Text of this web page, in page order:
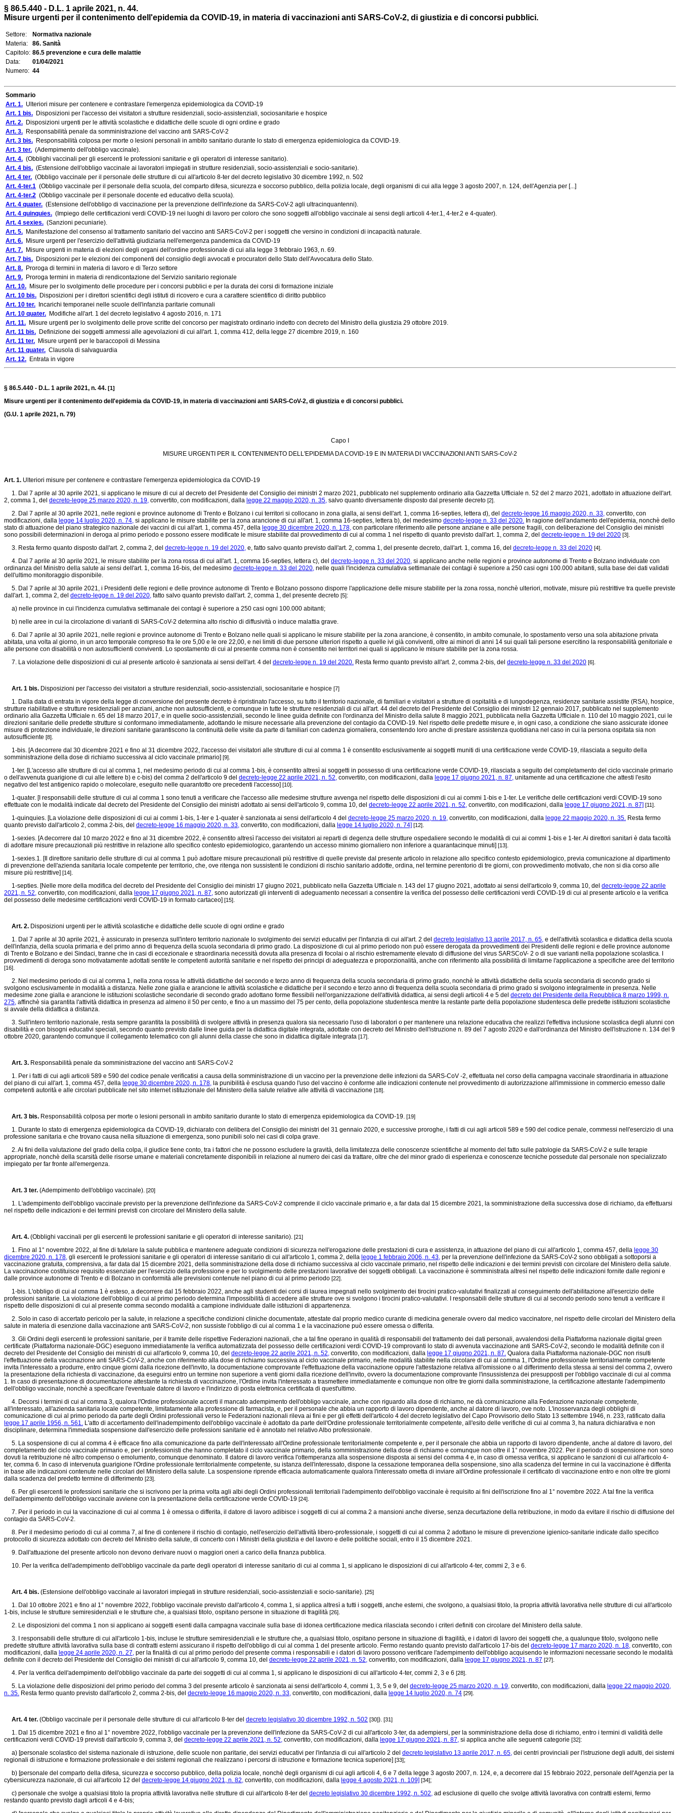
§ 86.5.440 - D.L. 1 aprile 2021, n. 44.
Misure urgenti per il contenimento dell'epidemia da COVID-19, in materia di vaccinazioni anti SARS-CoV-2, di giustizia e di concorsi pubblici.
Settore:
Normativa nazionale
Materia:
86. Sanità
Capitolo: 86.5 prevenzione e cura delle malattie
Data:
01/04/2021
Numero: 44
Sommario
Art. 1. Ulteriori misure per contenere e contrastare l'emergenza epidemiologica da COVID-19
Art. 1 bis. Disposizioni per l'accesso dei visitatori a strutture residenziali, socio-assistenziali, sociosanitarie e hospice
Art. 2. Disposizioni urgenti per le attività scolastiche e didattiche delle scuole di ogni ordine e grado
Art. 3. Responsabilità penale da somministrazione del vaccino anti SARS-CoV-2
Art. 3 bis. Responsabilità colposa per morte o lesioni personali in ambito sanitario durante lo stato di emergenza epidemiologica da COVID-19.
Art. 3 ter. (Adempimento dell'obbligo vaccinale).
Art. 4. (Obblighi vaccinali per gli esercenti le professioni sanitarie e gli operatori di interesse sanitario).
Art. 4 bis. (Estensione dell'obbligo vaccinale ai lavoratori impiegati in strutture residenziali, socio-assistenziali e socio-sanitarie).
Art. 4 ter. (Obbligo vaccinale per il personale delle strutture di cui all'articolo 8-ter del decreto legislativo 30 dicembre 1992, n. 502
Art. 4-ter.1 (Obbligo vaccinale per il personale della scuola, del comparto difesa, sicurezza e soccorso pubblico, della polizia locale, degli organismi di cui alla legge 3 agosto 2007, n. 124, dell'Agenzia per [...]
Art. 4-ter.2 (Obbligo vaccinale per il personale docente ed educativo della scuola).
Art. 4 quater. (Estensione dell'obbligo di vaccinazione per la prevenzione dell'infezione da SARS-CoV-2 agli ultracinquantenni).
Art. 4 quinquies. (Impiego delle certificazioni verdi COVID-19 nei luoghi di lavoro per coloro che sono soggetti all'obbligo vaccinale ai sensi degli articoli 4-ter.1, 4-ter.2 e 4-quater).
Art. 4 sexies. (Sanzioni pecuniarie).
Art. 5. Manifestazione del consenso al trattamento sanitario del vaccino anti SARS-CoV-2 per i soggetti che versino in condizioni di incapacità naturale.
Art. 6. Misure urgenti per l'esercizio dell'attività giudiziaria nell'emergenza pandemica da COVID-19
Art. 7. Misure urgenti in materia di elezioni degli organi dell'ordine professionale di cui alla legge 3 febbraio 1963, n. 69.
Art. 7 bis. Disposizioni per le elezioni dei componenti del consiglio degli avvocati e procuratori dello Stato dell'Avvocatura dello Stato.
Art. 8. Proroga di termini in materia di lavoro e di Terzo settore
Art. 9. Proroga termini in materia di rendicontazione del Servizio sanitario regionale
Art. 10. Misure per lo svolgimento delle procedure per i concorsi pubblici e per la durata dei corsi di formazione iniziale
Art. 10 bis. Disposizioni per i direttori scientifici degli istituti di ricovero e cura a carattere scientifico di diritto pubblico
Art. 10 ter. Incarichi temporanei nelle scuole dell'infanzia paritarie comunali
Art. 10 quater. Modifiche all'art. 1 del decreto legislativo 4 agosto 2016, n. 171
Art. 11. Misure urgenti per lo svolgimento delle prove scritte del concorso per magistrato ordinario indetto con decreto del Ministro della giustizia 29 ottobre 2019.
Art. 11 bis. Definizione dei soggetti ammessi alle agevolazioni di cui all'art. 1, comma 412, della legge 27 dicembre 2019, n. 160
Art. 11 ter. Misure urgenti per le baraccopoli di Messina
Art. 11 quater. Clausola di salvaguardia
Art. 12. Entrata in vigore
§ 86.5.440 - D.L. 1 aprile 2021, n. 44. [1]
Misure urgenti per il contenimento dell'epidemia da COVID-19, in materia di vaccinazioni anti SARS-CoV-2, di giustizia e di concorsi pubblici.
(G.U. 1 aprile 2021, n. 79)
Capo I
MISURE URGENTI PER IL CONTENIMENTO DELL'EPIDEMIA DA COVID-19 E IN MATERIA DI VACCINAZIONI ANTI SARS-CoV-2
Art. 1. Ulteriori misure per contenere e contrastare l'emergenza epidemiologica da COVID-19
1. Dal 7 aprile al 30 aprile 2021, si applicano le misure di cui al decreto del Presidente del Consiglio dei ministri 2 marzo 2021, pubblicato nel supplemento ordinario alla Gazzetta Ufficiale n. 52 del 2 marzo 2021, adottato in attuazione dell'art.
2, comma 1, del decreto-legge 25 marzo 2020, n. 19, convertito, con modificazioni, dalla legge 22 maggio 2020, n. 35, salvo quanto diversamente disposto dal presente decreto [2].
2. Dal 7 aprile al 30 aprile 2021, nelle regioni e province autonome di Trento e Bolzano i cui territori si collocano in zona gialla, ai sensi dell'art. 1, comma 16-septies, lettera d), del decreto-legge 16 maggio 2020, n. 33, convertito, con
modificazioni, dalla legge 14 luglio 2020, n. 74, si applicano le misure stabilite per la zona arancione di cui all'art. 1, comma 16-septies, lettera b), del medesimo decreto-legge n. 33 del 2020. In ragione dell'andamento dell'epidemia, nonchè dello
stato di attuazione del piano strategico nazionale dei vaccini di cui all'art. 1, comma 457, della legge 30 dicembre 2020, n. 178, con particolare riferimento alle persone anziane e alle persone fragili, con deliberazione del Consiglio dei ministri
sono possibili determinazioni in deroga al primo periodo e possono essere modificate le misure stabilite dal provvedimento di cui al comma 1 nel rispetto di quanto previsto dall'art. 1, comma 2, del decreto-legge n. 19 del 2020 [3].
3. Resta fermo quanto disposto dall'art. 2, comma 2, del decreto-legge n. 19 del 2020, e, fatto salvo quanto previsto dall'art. 2, comma 1, del presente decreto, dall'art. 1, comma 16, del decreto-legge n. 33 del 2020 [4].
4. Dal 7 aprile al 30 aprile 2021, le misure stabilite per la zona rossa di cui all'art. 1, comma 16-septies, lettera c), del decreto-legge n. 33 del 2020, si applicano anche nelle regioni e province autonome di Trento e Bolzano individuate con
ordinanza del Ministro della salute ai sensi dell'art. 1, comma 16-bis, del medesimo decreto-legge n. 33 del 2020, nelle quali l'incidenza cumulativa settimanale dei contagi è superiore a 250 casi ogni 100.000 abitanti, sulla base dei dati validati
dell'ultimo monitoraggio disponibile.
5. Dal 7 aprile al 30 aprile 2021, i Presidenti delle regioni e delle province autonome di Trento e Bolzano possono disporre l'applicazione delle misure stabilite per la zona rossa, nonchè ulteriori, motivate, misure più restrittive tra quelle previste
dall'art. 1, comma 2, del decreto-legge n. 19 del 2020, fatto salvo quanto previsto dall'art. 2, comma 1, del presente decreto [5]:
a) nelle province in cui l'incidenza cumulativa settimanale dei contagi è superiore a 250 casi ogni 100.000 abitanti;
b) nelle aree in cui la circolazione di varianti di SARS-CoV-2 determina alto rischio di diffusività o induce malattia grave.
6. Dal 7 aprile al 30 aprile 2021, nelle regioni e province autonome di Trento e Bolzano nelle quali si applicano le misure stabilite per la zona arancione, è consentito, in ambito comunale, lo spostamento verso una sola abitazione privata
abitata, una volta al giorno, in un arco temporale compreso fra le ore 5,00 e le ore 22,00, e nei limiti di due persone ulteriori rispetto a quelle ivi già conviventi, oltre ai minori di anni 14 sui quali tali persone esercitino la responsabilità genitoriale e
alle persone con disabilità o non autosufficienti conviventi. Lo spostamento di cui al presente comma non è consentito nei territori nei quali si applicano le misure stabilite per la zona rossa.
7. La violazione delle disposizioni di cui al presente articolo è sanzionata ai sensi dell'art. 4 del decreto-legge n. 19 del 2020. Resta fermo quanto previsto all'art. 2, comma 2-bis, del decreto-legge n. 33 del 2020 [6].
Art. 1 bis. Disposizioni per l'accesso dei visitatori a strutture residenziali, socio-assistenziali, sociosanitarie e hospice [7]
1. Dalla data di entrata in vigore della legge di conversione del presente decreto è ripristinato l'accesso, su tutto il territorio nazionale, di familiari e visitatori a strutture di ospitalità e di lungodegenza, residenze sanitarie assistite (RSA), hospice,
strutture riabilitative e strutture residenziali per anziani, anche non autosufficienti, e comunque in tutte le strutture residenziali di cui all'art. 44 del decreto del Presidente del Consiglio dei ministri 12 gennaio 2017, pubblicato nel supplemento
ordinario alla Gazzetta Ufficiale n. 65 del 18 marzo 2017, e in quelle socio-assistenziali, secondo le linee guida definite con l'ordinanza del Ministro della salute 8 maggio 2021, pubblicata nella Gazzetta Ufficiale n. 110 del 10 maggio 2021, cui le
direzioni sanitarie delle predette strutture si conformano immediatamente, adottando le misure necessarie alla prevenzione del contagio da COVID-19. Nel rispetto delle predette misure e, in ogni caso, a condizione che siano assicurate idonee
misure di protezione individuale, le direzioni sanitarie garantiscono la continuità delle visite da parte di familiari con cadenza giornaliera, consentendo loro anche di prestare assistenza quotidiana nel caso in cui la persona ospitata sia non
autosufficiente [8].
1-bis. [A decorrere dal 30 dicembre 2021 e fino al 31 dicembre 2022, l'accesso dei visitatori alle strutture di cui al comma 1 è consentito esclusivamente ai soggetti muniti di una certificazione verde COVID-19, rilasciata a seguito della
somministrazione della dose di richiamo successiva al ciclo vaccinale primario] [9].
1-ter. [L'accesso alle strutture di cui al comma 1, nel medesimo periodo di cui al comma 1-bis, è consentito altresì ai soggetti in possesso di una certificazione verde COVID-19, rilasciata a seguito del completamento del ciclo vaccinale primario
o dell'avvenuta guarigione di cui alle lettere b) e c-bis) del comma 2 dell'articolo 9 del decreto-legge 22 aprile 2021, n. 52, convertito, con modificazioni, dalla legge 17 giugno 2021, n. 87, unitamente ad una certificazione che attesti l'esito
negativo del test antigenico rapido o molecolare, eseguito nelle quarantotto ore precedenti l'accesso] [10].
1-quater. [I responsabili delle strutture di cui al comma 1 sono tenuti a verificare che l'accesso alle medesime strutture avvenga nel rispetto delle disposizioni di cui ai commi 1-bis e 1-ter. Le verifiche delle certificazioni verdi COVID-19 sono
effettuate con le modalità indicate dal decreto del Presidente del Consiglio dei ministri adottato ai sensi dell'articolo 9, comma 10, del decreto-legge 22 aprile 2021, n. 52, convertito, con modificazioni, dalla legge 17 giugno 2021, n. 87] [11].
1-quinquies. [La violazione delle disposizioni di cui ai commi 1-bis, 1-ter e 1-quater è sanzionata ai sensi dell'articolo 4 del decreto-legge 25 marzo 2020, n. 19, convertito, con modificazioni, dalla legge 22 maggio 2020, n. 35. Resta fermo
quanto previsto dall'articolo 2, comma 2-bis, del decreto-legge 16 maggio 2020, n. 33, convertito, con modificazioni, dalla legge 14 luglio 2020, n. 74] [12].
1-sexies. [A decorrere dal 10 marzo 2022 e fino al 31 dicembre 2022, è consentito altresì l'accesso dei visitatori ai reparti di degenza delle strutture ospedaliere secondo le modalità di cui ai commi 1-bis e 1-ter. Ai direttori sanitari è data facoltà
di adottare misure precauzionali più restrittive in relazione allo specifico contesto epidemiologico, garantendo un accesso minimo giornaliero non inferiore a quarantacinque minuti] [13].
1-sexies.1. [Il direttore sanitario delle strutture di cui al comma 1 può adottare misure precauzionali più restrittive di quelle previste dal presente articolo in relazione allo specifico contesto epidemiologico, previa comunicazione al dipartimento
di prevenzione dell'azienda sanitaria locale competente per territorio, che, ove ritenga non sussistenti le condizioni di rischio sanitario addotte, ordina, nel termine perentorio di tre giorni, con provvedimento motivato, che non si dia corso alle
misure più restrittive] [14].
1-septies. [Nelle more della modifica del decreto del Presidente del Consiglio dei ministri 17 giugno 2021, pubblicato nella Gazzetta Ufficiale n. 143 del 17 giugno 2021, adottato ai sensi dell'articolo 9, comma 10, del decreto-legge 22 aprile
2021, n. 52, convertito, con modificazioni, dalla legge 17 giugno 2021, n. 87, sono autorizzati gli interventi di adeguamento necessari a consentire la verifica del possesso delle certificazioni verdi COVID-19 di cui al presente articolo e la verifica
del possesso delle medesime certificazioni verdi COVID-19 in formato cartaceo] [15].
Art. 2. Disposizioni urgenti per le attività scolastiche e didattiche delle scuole di ogni ordine e grado
1. Dal 7 aprile al 30 aprile 2021, è assicurato in presenza sull'intero territorio nazionale lo svolgimento dei servizi educativi per l'infanzia di cui all'art. 2 del decreto legislativo 13 aprile 2017, n. 65, e dell'attività scolastica e didattica della scuola
dell'infanzia, della scuola primaria e del primo anno di frequenza della scuola secondaria di primo grado. La disposizione di cui al primo periodo non può essere derogata da provvedimenti dei Presidenti delle regioni e delle province autonome
di Trento e Bolzano e dei Sindaci, tranne che in casi di eccezionale e straordinaria necessità dovuta alla presenza di focolai o al rischio estremamente elevato di diffusione del virus SARSCoV- 2 o di sue varianti nella popolazione scolastica. I
provvedimenti di deroga sono motivatamente adottati sentite le competenti autorità sanitarie e nel rispetto dei principi di adeguatezza e proporzionalità, anche con riferimento alla possibilità di limitarne l'applicazione a specifiche aree del territorio
[16].
2. Nel medesimo periodo di cui al comma 1, nella zona rossa le attività didattiche del secondo e terzo anno di frequenza della scuola secondaria di primo grado, nonchè le attività didattiche della scuola secondaria di secondo grado si
svolgono esclusivamente in modalità a distanza. Nelle zone gialla e arancione le attività scolastiche e didattiche per il secondo e terzo anno di frequenza della scuola secondaria di primo grado si svolgono integralmente in presenza. Nelle
medesime zone gialla e arancione le istituzioni scolastiche secondarie di secondo grado adottano forme flessibili nell'organizzazione dell'attività didattica, ai sensi degli articoli 4 e 5 del decreto del Presidente della Repubblica 8 marzo 1999, n.
275, affinchè sia garantita l'attività didattica in presenza ad almeno il 50 per cento, e fino a un massimo del 75 per cento, della popolazione studentesca mentre la restante parte della popolazione studentesca delle predette istituzioni scolastiche
si avvale della didattica a distanza.
3. Sull'intero territorio nazionale, resta sempre garantita la possibilità di svolgere attività in presenza qualora sia necessario l'uso di laboratori o per mantenere una relazione educativa che realizzi l'effettiva inclusione scolastica degli alunni con
disabilità e con bisogni educativi speciali, secondo quanto previsto dalle linee guida per la didattica digitale integrata, adottate con decreto del Ministro dell'istruzione n. 89 del 7 agosto 2020 e dall'ordinanza del Ministro dell'istruzione n. 134 del 9
ottobre 2020, garantendo comunque il collegamento telematico con gli alunni della classe che sono in didattica digitale integrata [17].
Art. 3. Responsabilità penale da somministrazione del vaccino anti SARS-CoV-2
1. Per i fatti di cui agli articoli 589 e 590 del codice penale verificatisi a causa della somministrazione di un vaccino per la prevenzione delle infezioni da SARS-CoV -2, effettuata nel corso della campagna vaccinale straordinaria in attuazione
del piano di cui all'art. 1, comma 457, della legge 30 dicembre 2020, n. 178, la punibilità è esclusa quando l'uso del vaccino è conforme alle indicazioni contenute nel provvedimento di autorizzazione all'immissione in commercio emesso dalle
competenti autorità e alle circolari pubblicate nel sito internet istituzionale del Ministero della salute relative alle attività di vaccinazione [18].
Art. 3 bis. Responsabilità colposa per morte o lesioni personali in ambito sanitario durante lo stato di emergenza epidemiologica da COVID-19. [19]
1. Durante lo stato di emergenza epidemiologica da COVID-19, dichiarato con delibera del Consiglio dei ministri del 31 gennaio 2020, e successive proroghe, i fatti di cui agli articoli 589 e 590 del codice penale, commessi nell'esercizio di una
professione sanitaria e che trovano causa nella situazione di emergenza, sono punibili solo nei casi di colpa grave.
2. Ai fini della valutazione del grado della colpa, il giudice tiene conto, tra i fattori che ne possono escludere la gravità, della limitatezza delle conoscenze scientifiche al momento del fatto sulle patologie da SARS-CoV-2 e sulle terapie
appropriate, nonchè della scarsità delle risorse umane e materiali concretamente disponibili in relazione al numero dei casi da trattare, oltre che del minor grado di esperienza e conoscenze tecniche possedute dal personale non specializzato
impiegato per far fronte all'emergenza.
Art. 3 ter. (Adempimento dell'obbligo vaccinale). [20]
1. L'adempimento dell'obbligo vaccinale previsto per la prevenzione dell'infezione da SARS-CoV-2 comprende il ciclo vaccinale primario e, a far data dal 15 dicembre 2021, la somministrazione della successiva dose di richiamo, da effettuarsi
nel rispetto delle indicazioni e dei termini previsti con circolare del Ministero della salute.
Art. 4. (Obblighi vaccinali per gli esercenti le professioni sanitarie e gli operatori di interesse sanitario). [21]
1. Fino al 1° novembre 2022, al fine di tutelare la salute pubblica e mantenere adeguate condizioni di sicurezza nell'erogazione delle prestazioni di cura e assistenza, in attuazione del piano di cui all'articolo 1, comma 457, della legge 30
dicembre 2020, n. 178, gli esercenti le professioni sanitarie e gli operatori di interesse sanitario di cui all'articolo 1, comma 2, della legge 1 febbraio 2006, n. 43, per la prevenzione dell'infezione da SARS-CoV-2 sono obbligati a sottoporsi a
vaccinazione gratuita, comprensiva, a far data dal 15 dicembre 2021, della somministrazione della dose di richiamo successiva al ciclo vaccinale primario, nel rispetto delle indicazioni e dei termini previsti con circolare del Ministero della salute.
La vaccinazione costituisce requisito essenziale per l'esercizio della professione e per lo svolgimento delle prestazioni lavorative dei soggetti obbligati. La vaccinazione è somministrata altresì nel rispetto delle indicazioni fornite dalle regioni e
dalle province autonome di Trento e di Bolzano in conformità alle previsioni contenute nel piano di cui al primo periodo [22].
1-bis. L'obbligo di cui al comma 1 è esteso, a decorrere dal 15 febbraio 2022, anche agli studenti dei corsi di laurea impegnati nello svolgimento dei tirocini pratico-valutativi finalizzati al conseguimento dell'abilitazione all'esercizio delle
professioni sanitarie. La violazione dell'obbligo di cui al primo periodo determina l'impossibilità di accedere alle strutture ove si svolgono i tirocini pratico-valutativi. I responsabili delle strutture di cui al secondo periodo sono tenuti a verificare il
rispetto delle disposizioni di cui al presente comma secondo modalità a campione individuate dalle istituzioni di appartenenza.
2. Solo in caso di accertato pericolo per la salute, in relazione a specifiche condizioni cliniche documentate, attestate dal proprio medico curante di medicina generale ovvero dal medico vaccinatore, nel rispetto delle circolari del Ministero della
salute in materia di esenzione dalla vaccinazione anti SARS-CoV-2, non sussiste l'obbligo di cui al comma 1 e la vaccinazione può essere omessa o differita.
3. Gli Ordini degli esercenti le professioni sanitarie, per il tramite delle rispettive Federazioni nazionali, che a tal fine operano in qualità di responsabili del trattamento dei dati personali, avvalendosi della Piattaforma nazionale digital green
certificate (Piattaforma nazionale-DGC) eseguono immediatamente la verifica automatizzata del possesso delle certificazioni verdi COVID-19 comprovanti lo stato di avvenuta vaccinazione anti SARS-CoV-2, secondo le modalità definite con il
decreto del Presidente del Consiglio dei ministri di cui all'articolo 9, comma 10, del decreto-legge 22 aprile 2021, n. 52, convertito, con modificazioni, dalla legge 17 giugno 2021, n. 87. Qualora dalla Piattaforma nazionale-DGC non risulti
l'effettuazione della vaccinazione anti SARS-CoV-2, anche con riferimento alla dose di richiamo successiva al ciclo vaccinale primario, nelle modalità stabilite nella circolare di cui al comma 1, l'Ordine professionale territorialmente competente
invita l'interessato a produrre, entro cinque giorni dalla ricezione dell'invito, la documentazione comprovante l'effettuazione della vaccinazione oppure l'attestazione relativa all'omissione o al differimento della stessa ai sensi del comma 2, ovvero
la presentazione della richiesta di vaccinazione, da eseguirsi entro un termine non superiore a venti giorni dalla ricezione dell'invito, ovvero la documentazione comprovante l'insussistenza dei presupposti per l'obbligo vaccinale di cui al comma
1. In caso di presentazione di documentazione attestante la richiesta di vaccinazione, l'Ordine invita l'interessato a trasmettere immediatamente e comunque non oltre tre giorni dalla somministrazione, la certificazione attestante l'adempimento
dell'obbligo vaccinale, nonchè a specificare l'eventuale datore di lavoro e l'indirizzo di posta elettronica certificata di quest'ultimo.
4. Decorsi i termini di cui al comma 3, qualora l'Ordine professionale accerti il mancato adempimento dell'obbligo vaccinale, anche con riguardo alla dose di richiamo, ne dà comunicazione alla Federazione nazionale competente,
all'interessato, all'azienda sanitaria locale competente, limitatamente alla professione di farmacista, e, per il personale che abbia un rapporto di lavoro dipendente, anche al datore di lavoro, ove noto. L'inosservanza degli obblighi di
comunicazione di cui al primo periodo da parte degli Ordini professionali verso le Federazioni nazionali rileva ai fini e per gli effetti dell'articolo 4 del decreto legislativo del Capo Provvisorio dello Stato 13 settembre 1946, n. 233, ratificato dalla
legge 17 aprile 1956, n. 561. L'atto di accertamento dell'inadempimento dell'obbligo vaccinale è adottato da parte dell'Ordine professionale territorialmente competente, all'esito delle verifiche di cui al comma 3, ha natura dichiarativa e non
disciplinare, determina l'immediata sospensione dall'esercizio delle professioni sanitarie ed è annotato nel relativo Albo professionale.
5. La sospensione di cui al comma 4 è efficace fino alla comunicazione da parte dell'interessato all'Ordine professionale territorialmente competente e, per il personale che abbia un rapporto di lavoro dipendente, anche al datore di lavoro, del
completamento del ciclo vaccinale primario e, per i professionisti che hanno completato il ciclo vaccinale primario, della somministrazione della dose di richiamo e comunque non oltre il 1° novembre 2022. Per il periodo di sospensione non sono
dovuti la retribuzione nè altro compenso o emolumento, comunque denominato. Il datore di lavoro verifica l'ottemperanza alla sospensione disposta ai sensi del comma 4 e, in caso di omessa verifica, si applicano le sanzioni di cui all'articolo 4-
ter, comma 6. In caso di intervenuta guarigione l'Ordine professionale territorialmente competente, su istanza dell'interessato, dispone la cessazione temporanea della sospensione, sino alla scadenza del termine in cui la vaccinazione è differita
in base alle indicazioni contenute nelle circolari del Ministero della salute. La sospensione riprende efficacia automaticamente qualora l'interessato ometta di inviare all'Ordine professionale il certificato di vaccinazione entro e non oltre tre giorni
dalla scadenza del predetto termine di differimento [23].
6. Per gli esercenti le professioni sanitarie che si iscrivono per la prima volta agli albi degli Ordini professionali territoriali l'adempimento dell'obbligo vaccinale è requisito ai fini dell'iscrizione fino al 1° novembre 2022. A tal fine la verifica
dell'adempimento dell'obbligo vaccinale avviene con la presentazione della certificazione verde COVID-19 [24].
7. Per il periodo in cui la vaccinazione di cui al comma 1 è omessa o differita, il datore di lavoro adibisce i soggetti di cui al comma 2 a mansioni anche diverse, senza decurtazione della retribuzione, in modo da evitare il rischio di diffusione del
contagio da SARS-CoV-2.
8. Per il medesimo periodo di cui al comma 7, al fine di contenere il rischio di contagio, nell'esercizio dell'attività libero-professionale, i soggetti di cui al comma 2 adottano le misure di prevenzione igienico-sanitarie indicate dallo specifico
protocollo di sicurezza adottato con decreto del Ministro della salute, di concerto con i Ministri della giustizia e del lavoro e delle politiche sociali, entro il 15 dicembre 2021.
9. Dall'attuazione del presente articolo non devono derivare nuovi o maggiori oneri a carico della finanza pubblica.
10. Per la verifica dell'adempimento dell'obbligo vaccinale da parte degli operatori di interesse sanitario di cui al comma 1, si applicano le disposizioni di cui all'articolo 4-ter, commi 2, 3 e 6.
Art. 4 bis. (Estensione dell'obbligo vaccinale ai lavoratori impiegati in strutture residenziali, socio-assistenziali e socio-sanitarie). [25]
1. Dal 10 ottobre 2021 e fino al 1° novembre 2022, l'obbligo vaccinale previsto dall'articolo 4, comma 1, si applica altresì a tutti i soggetti, anche esterni, che svolgono, a qualsiasi titolo, la propria attività lavorativa nelle strutture di cui all'articolo
1-bis, incluse le strutture semiresidenziali e le strutture che, a qualsiasi titolo, ospitano persone in situazione di fragilità [26].
2. Le disposizioni del comma 1 non si applicano ai soggetti esenti dalla campagna vaccinale sulla base di idonea certificazione medica rilasciata secondo i criteri definiti con circolare del Ministero della salute.
3. I responsabili delle strutture di cui all'articolo 1-bis, incluse le strutture semiresidenziali e le strutture che, a qualsiasi titolo, ospitano persone in situazione di fragilità, e i datori di lavoro dei soggetti che, a qualunque titolo, svolgono nelle
predette strutture attività lavorativa sulla base di contratti esterni assicurano il rispetto dell'obbligo di cui al comma 1 del presente articolo. Fermo restando quanto previsto dall'articolo 17-bis del decreto-legge 17 marzo 2020, n. 18, convertito, con
modificazioni, dalla legge 24 aprile 2020, n. 27, per la finalità di cui al primo periodo del presente comma i responsabili e i datori di lavoro possono verificare l'adempimento dell'obbligo acquisendo le informazioni necessarie secondo le modalità
definite con il decreto del Presidente del Consiglio dei ministri di cui all'articolo 9, comma 10, del decreto-legge 22 aprile 2021, n. 52, convertito, con modificazioni, dalla legge 17 giugno 2021, n. 87 [27].
4. Per la verifica dell'adempimento dell'obbligo vaccinale da parte dei soggetti di cui al comma 1, si applicano le disposizioni di cui all'articolo 4-ter, commi 2, 3 e 6 [28].
5. La violazione delle disposizioni del primo periodo del comma 3 del presente articolo è sanzionata ai sensi dell'articolo 4, commi 1, 3, 5 e 9, del decreto-legge 25 marzo 2020, n. 19, convertito, con modificazioni, dalla legge 22 maggio 2020,
n. 35. Resta fermo quanto previsto dall'articolo 2, comma 2-bis, del decreto-legge 16 maggio 2020, n. 33, convertito, con modificazioni, dalla legge 14 luglio 2020, n. 74 [29].
Art. 4 ter. (Obbligo vaccinale per il personale delle strutture di cui all'articolo 8-ter del decreto legislativo 30 dicembre 1992, n. 502 [30]). [31]
1. Dal 15 dicembre 2021 e fino al 1° novembre 2022, l'obbligo vaccinale per la prevenzione dell'infezione da SARS-CoV-2 di cui all'articolo 3-ter, da adempiersi, per la somministrazione della dose di richiamo, entro i termini di validità delle
certificazioni verdi COVID-19 previsti dall'articolo 9, comma 3, del decreto-legge 22 aprile 2021, n. 52, convertito, con modificazioni, dalla legge 17 giugno 2021, n. 87, si applica anche alle seguenti categorie [32]:
a) [personale scolastico del sistema nazionale di istruzione, delle scuole non paritarie, dei servizi educativi per l'infanzia di cui all'articolo 2 del decreto legislativo 13 aprile 2017, n. 65, dei centri provinciali per l'istruzione degli adulti, dei sistemi
regionali di istruzione e formazione professionale e dei sistemi regionali che realizzano i percorsi di istruzione e formazione tecnica superiore] [33];
b) [personale del comparto della difesa, sicurezza e soccorso pubblico, della polizia locale, nonchè degli organismi di cui agli articoli 4, 6 e 7 della legge 3 agosto 2007, n. 124, e, a decorrere dal 15 febbraio 2022, personale dell'Agenzia per la
cybersicurezza nazionale, di cui all'articolo 12 del decreto-legge 14 giugno 2021, n. 82, convertito, con modificazioni, dalla legge 4 agosto 2021, n. 109] [34];
c) personale che svolge a qualsiasi titolo la propria attività lavorativa nelle strutture di cui all'articolo 8-ter del decreto legislativo 30 dicembre 1992, n. 502, ad esclusione di quello che svolge attività lavorativa con contratti esterni, fermo
restando quanto previsto dagli articoli 4 e 4-bis;